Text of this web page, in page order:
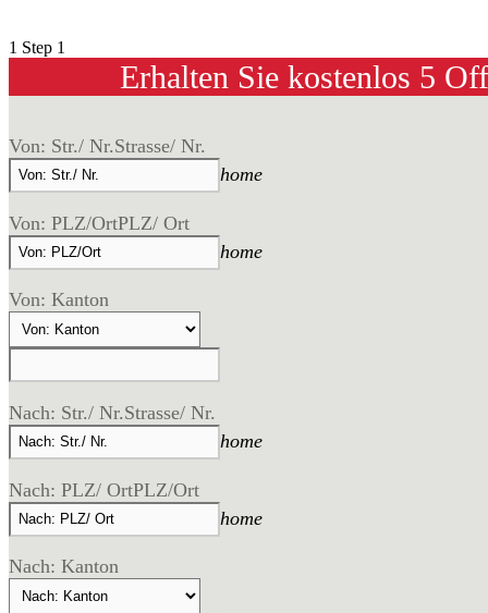
1 Step 1
Erhalten Sie kostenlos 5
Von: Str./ Nr.Strasse/ Nr.
home
Von: PLZ/OrtPLZ/ Ort
home
Von: Kanton
Nach: Str./ Nr.Strasse/ Nr.
home
Nach: PLZ/ OrtPLZ/Ort
home
Nach: Kanton